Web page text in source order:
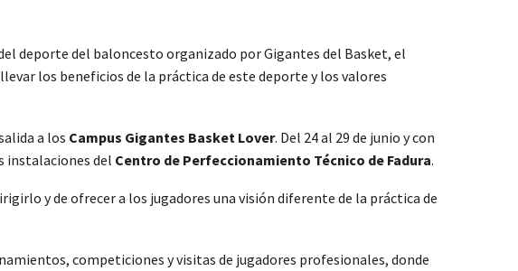
deporte del baloncesto organizado por Gigantes del Basket, el
los beneficios de la práctica de este deporte y los valores
a los Campus Gigantes Basket Lover. Del 24 al 29 de junio y con
instalaciones del Centro de Perfeccionamiento Técnico de Fadura.
y de ofrecer a los jugadores una visión diferente de la práctica de
competiciones y visitas de jugadores profesionales, donde